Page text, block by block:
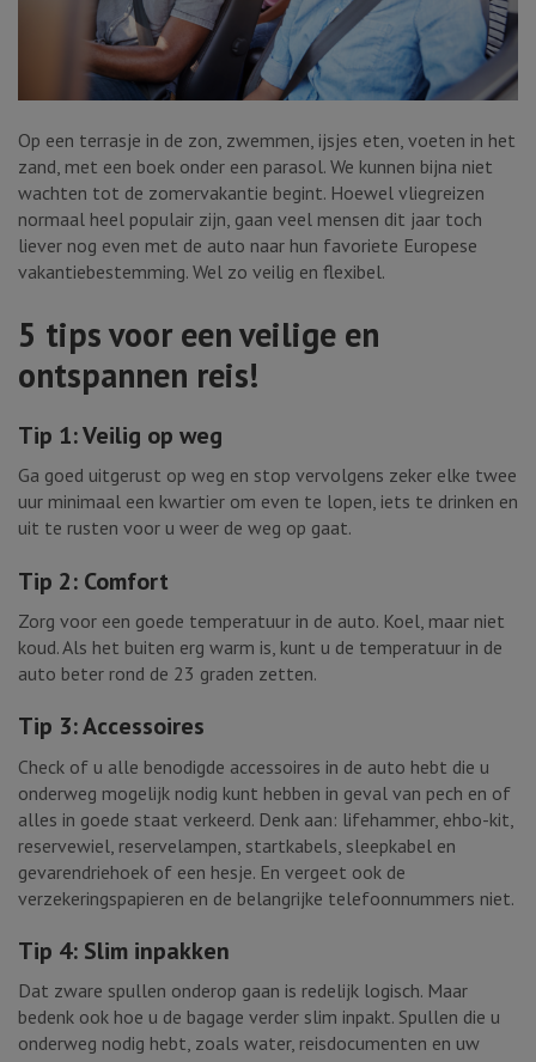
Op een terrasje in de zon, zwemmen, ijsjes eten, voeten in het
zand, met een boek onder een parasol. We kunnen bijna niet
wachten tot de zomervakantie begint. Hoewel vliegreizen
normaal heel populair zijn, gaan veel mensen dit jaar toch
liever nog even met de auto naar hun favoriete Europese
vakantiebestemming. Wel zo veilig en flexibel.
5 tips voor een veilige en
ontspannen reis!
Tip 1: Veilig op weg
Ga goed uitgerust op weg en stop vervolgens zeker elke twee
uur minimaal een kwartier om even te lopen, iets te drinken en
uit te rusten voor u weer de weg op gaat.
Tip 2: Comfort
Zorg voor een goede temperatuur in de auto. Koel, maar niet
koud. Als het buiten erg warm is, kunt u de temperatuur in de
auto beter rond de 23 graden zetten.
Tip 3: Accessoires
Check of u alle benodigde accessoires in de auto hebt die u
onderweg mogelijk nodig kunt hebben in geval van pech en of
alles in goede staat verkeerd. Denk aan: lifehammer, ehbo-kit,
reservewiel, reservelampen, startkabels, sleepkabel en
gevarendriehoek of een hesje. En vergeet ook de
verzekeringspapieren en de belangrijke telefoonnummers niet.
Tip 4: Slim inpakken
Dat zware spullen onderop gaan is redelijk logisch. Maar
bedenk ook hoe u de bagage verder slim inpakt. Spullen die u
onderweg nodig hebt, zoals water, reisdocumenten en uw